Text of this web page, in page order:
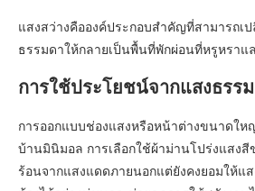
แสงสว่างคือองค์ประกอบสำคัญที่สามารถเ
ธรรมดาให้กลายเป็นพื้นที่พักผ่อนที่หรูหราแ
การใช้ประโยชน์จากแสงธรร
การออกแบบช่องแสงหรือหน้าต่างขนาดให
บ้านมินิมอล การเลือกใช้ผ้าม่านโปร่งแสงสี
ร้อนจากแสงแดดภายนอกแต่ยังคงยอมให้แ